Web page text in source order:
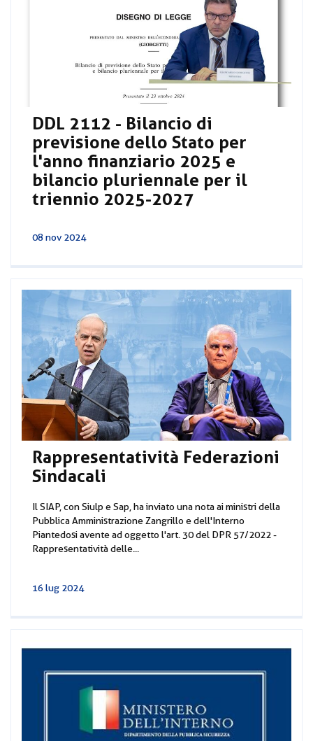
DDL 2112 - Bilancio di
previsione dello Stato per
l'anno finanziario 2025 e
bilancio pluriennale per il
triennio 2025-2027
08 nov 2024
Rappresentatività Federazioni
Sindacali
Il SIAP, con Siulp e Sap, ha inviato una nota ai ministri della
Pubblica Amministrazione Zangrillo e dell'Interno
Piantedosi avente ad oggetto l'art. 30 del DPR 57/2022 -
Rappresentatività delle...
16 lug 2024